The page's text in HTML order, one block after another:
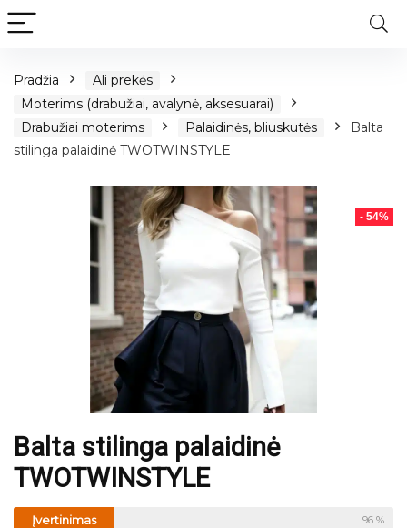
Pradžia
Ali prekės
Moterims (drabužiai, avalynė, aksesuarai)
Drabužiai moterims
Palaidinės, bliuskutės
Balta
stilinga palaidinė TWOTWINSTYLE
- 54%
Balta stilinga palaidinė
TWOTWINSTYLE
Įvertinimas 96 %